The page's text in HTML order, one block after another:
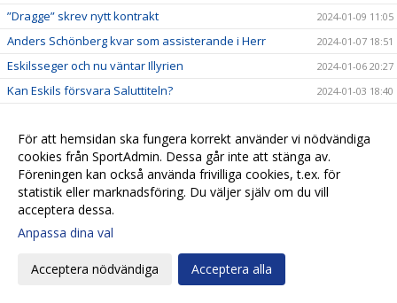
”Dragge” skrev nytt kontrakt 2024-01-09 11:05
Anders Schönberg kvar som assisterande i Herr 2024-01-07 18:51
Eskilsseger och nu väntar Illyrien 2024-01-06 20:27
Kan Eskils försvara Saluttiteln? 2024-01-03 18:40
Patrik Ingelsten avslutar sitt tränaruppdrag i
Eskilsminne IF
2023-12-22 18:24
Endrit Ibishi skrev nytt kontrakt 2023-12-17 18:44
Rutinerad målvakt klar för Eskils
Hemvändare ny målvaktstränare
Skyttekungen signerade nytt kontrakt
Fredrik Liverstam fortsätter i Eskils
För att hemsidan ska fungera korrekt använder vi nödvändiga
cookies från SportAdmin. Dessa går inte att stänga av.
Föreningen kan också använda frivilliga cookies, t.ex. för
statistik eller marknadsföring. Du väljer själv om du vill
acceptera dessa.
Anpassa dina val
Acceptera nödvändiga Acceptera alla